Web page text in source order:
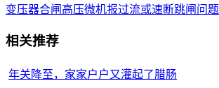
变压器合闸高压微机报过流或速断跳闸问题
相关推荐
年关降至，家家户户又灌起了腊肠